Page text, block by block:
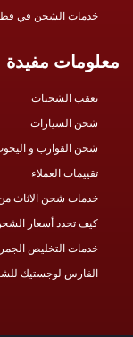
خدمات الشحن في
معلومات مفيدة
تعقب الشحنات
شحن السيارات
شحن القوارب و
تقييمات العملاء
خدمات شحن الاثاث من
كيف تحدد أسعار
خدمات التخليص
الفارس لوجستيك